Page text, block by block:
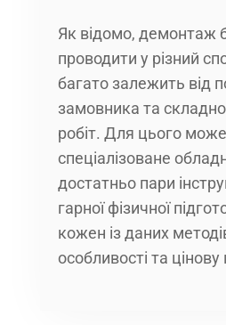
Як відомо, демонтаж
проводити у різний
багато залежить від
замовника та
робіт. Для цього
спеціалізоване
достатньо пари
гарної фізичної
кожен із даних
особливості та цінову